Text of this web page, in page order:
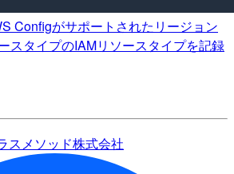
Configがサポートされたリージョン
スタイプのIAMリソースタイプを記録
スメソッド株式会社